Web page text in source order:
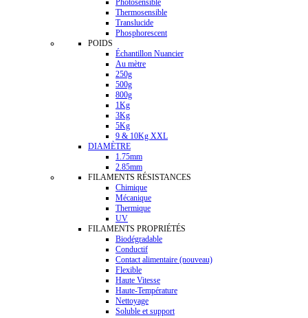
Photosensible
Thermosensible
Translucide
Phosphorescent
POIDS
Échantillon Nuancier
Au mètre
250g
500g
800g
1Kg
3Kg
5Kg
9 & 10Kg XXL
DIAMÈTRE
1.75mm
2.85mm
FILAMENTS RÉSISTANCES
Chimique
Mécanique
Thermique
UV
FILAMENTS PROPRIÉTÉS
Biodégradable
Conductif
Contact alimentaire (nouveau)
Flexible
Haute Vitesse
Haute-Température
Nettoyage
Soluble et support